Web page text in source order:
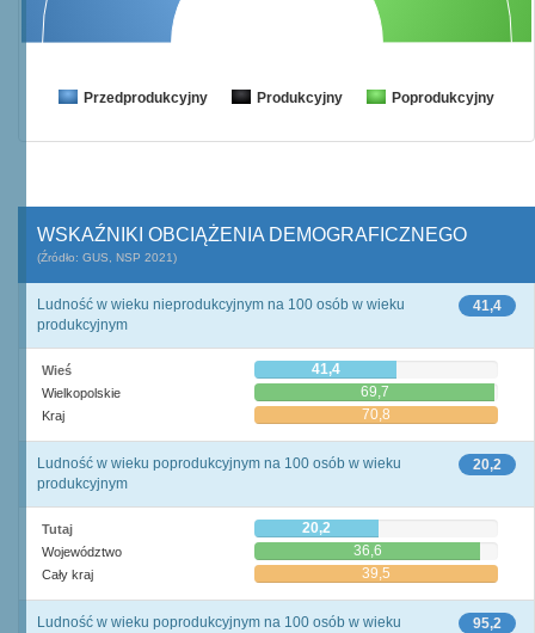
Przedprodukcyjny Produkcyjny Poprodukcyjny
WSKAŹNIKI OBCIĄŻENIA DEMOGRAFICZNEGO
(Źródło: GUS, NSP 2021)
41,4
Ludność w wieku nieprodukcyjnym na 100 osób w wieku
produkcyjnym
Wieś 41,4
Wielkopolskie 69,7
Kraj 70,8
20,2
Ludność w wieku poprodukcyjnym na 100 osób w wieku
produkcyjnym
Tutaj 20,2
Województwo 36,6
Cały kraj 39,5
95,2
Ludność w wieku poprodukcyjnym na 100 osób w wieku